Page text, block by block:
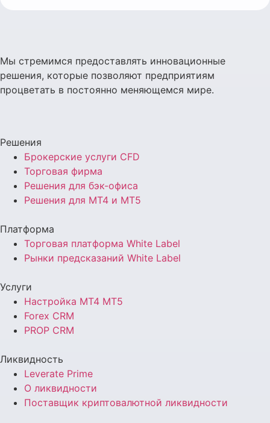
Мы стремимся предоставлять инновационные
решения, которые позволяют предприятиям
процветать в постоянно меняющемся мире.
Решения
Брокерские услуги CFD
Торговая фирма
Решения для бэк-офиса
Решения для MT4 и MT5
Платформа
Торговая платформа White Label
Рынки предсказаний White Label
Услуги
Настройка MT4 MT5
Forex CRM
PROP CRM
Ликвидность
Leverate Prime
О ликвидности
Поставщик криптовалютной ликвидности